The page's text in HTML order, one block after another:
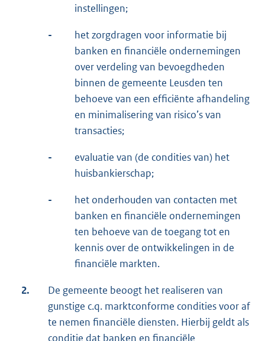
instellingen;
-
het zorgdragen voor informatie bij
banken en financiële ondernemingen
over verdeling van bevoegdheden
binnen de gemeente Leusden ten
behoeve van een efficiënte afhandeling
en minimalisering van risico’s van
transacties;
-
evaluatie van (de condities van) het
huisbankierschap;
-
het onderhouden van contacten met
banken en financiële ondernemingen
ten behoeve van de toegang tot en
kennis over de ontwikkelingen in de
financiële markten.
2.
De gemeente beoogt het realiseren van
gunstige c.q. marktconforme condities voor af
te nemen financiële diensten. Hierbij geldt als
conditie dat banken en financiële